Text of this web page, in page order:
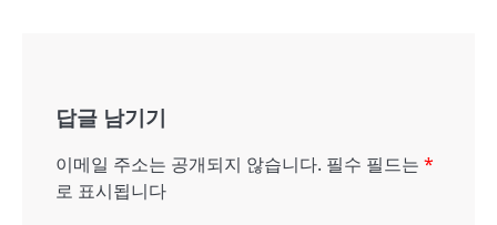
답글 남기기
이메일 주소는 공개되지 않습니다. 필수 필드는 *
로 표시됩니다